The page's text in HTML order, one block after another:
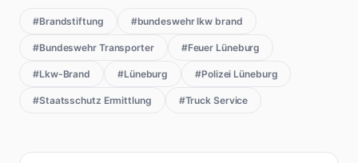
#Brandstiftung #bundeswehr lkw brand
#Bundeswehr Transporter #Feuer Lüneburg
#Lkw-Brand #Lüneburg #Polizei Lüneburg
#Staatsschutz Ermittlung #Truck Service